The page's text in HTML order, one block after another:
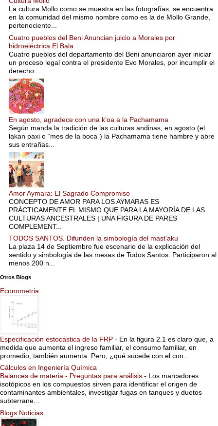
La cultura Mollo como se muestra en las fotografías, se encuentra
en la comunidad del mismo nombre como es la de Mollo Grande,
perteneciente...
Cuatro pueblos del Beni Anuncian juicio a Morales por
hidroeléctrica El Bala
Cuatro pueblos del departamento del Beni anunciaron ayer iniciar
un proceso legal contra el presidente Evo Morales, por incumplir el
derecho...
En agosto, agradece con una k’oa a la Pachamama
Según manda la tradición de las culturas andinas, en agosto (el
lakan paxi o “mes de la boca”) la Pachamama tiene hambre y abre
sus entrañas...
Amor Aymara: El Sagrado Compromiso
CONCEPTO DE AMOR PARA LOS AYMARAS ES
PRÁCTICAMENTE EL MISMO QUE PARA LA MAYORÍA DE LAS
CULTURAS ANCESTRALES | UNA FIGURA DE PARES
COMPLEMENT...
TODOS SANTOS. Difunden la simbología del mast’aku
La plaza 14 de Septiembre fue escenario de la explicación del
sentido y simbología de las mesas de Todos Santos. Participaron al
menos 200 n...
Otros Blogs
Econometria
Especificación estocástica de la FRP - En la figura 2.1 es claro que, a
medida que aumenta el ingreso familiar, el consumo familiar, en
promedio, también aumenta. Pero, ¿qué sucede con el con...
Cálculos en Ingeniería Química
Balances de materia - Preguntas para análisis - Los marcadores
isotópicos en los compuestos sirven para identificar el origen de
contaminantes ambientales, investigar fugas en tanques y duetos
subterrane...
Blogs Noticias